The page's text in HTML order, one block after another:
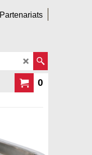
Partenariats
0